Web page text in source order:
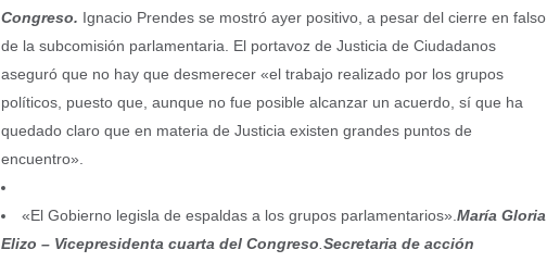
Congreso. Ignacio Prendes se mostró ayer positivo, a pesar del cierre en falso
de la subcomisión parlamentaria. El portavoz de Justicia de Ciudadanos
aseguró que no hay que desmerecer «el trabajo realizado por los grupos
políticos, puesto que, aunque no fue posible alcanzar un acuerdo, sí que ha
quedado claro que en materia de Justicia existen grandes puntos de
encuentro».
«El Gobierno legisla de espaldas a los grupos parlamentarios». María Gloria
Elizo – Vicepresidenta cuarta del Congreso Secretaria de acción